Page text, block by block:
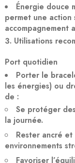
Énergie douce
permet une
accompagnement
Utilisations
Port quotidien
Porter le
les énergies) ou
de :
Se protéger
la journée.
Rester ancré
environnements
Favoriser